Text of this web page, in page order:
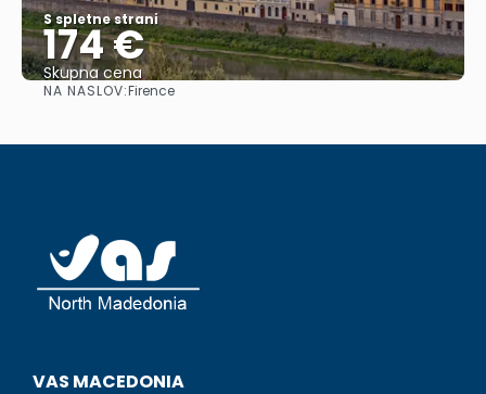
S spletne strani
174 €
Skupna cena
NA NASLOV:Firence
VAS MACEDONIA